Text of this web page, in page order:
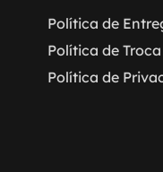
Política de
Política de
Política de